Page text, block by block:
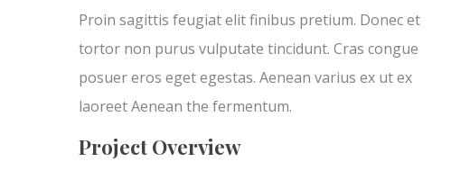
Proin sagittis feugiat elit finibus pretium. Donec et
tortor non purus vulputate tincidunt. Cras congue
posuer eros eget egestas. Aenean varius ex ut ex
laoreet Aenean the fermentum.
Project Overview